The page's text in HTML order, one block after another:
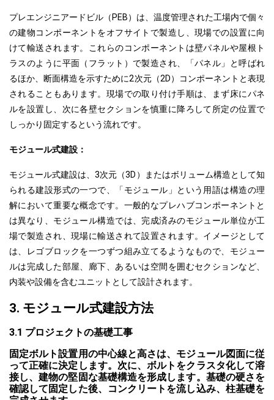
プレエンジニアードビル（PEB）は、温度管理された工場内で個々
の建物コンポーネントをオフサイトで製造し、現場での設置に向
けて輸送されます。これらのコンポーネントは壁パネルや屋根ト
ラスのように平面 （フラット） で製造され、 「パネル」
と呼ばれ
るほか、断面構造を示すために2次元（2D）コンポーネントと表現
されることもあります。現場での取り付け手順は、まず床にパネ
ルを設置し、次に各壁セクションを慎重に降ろして所定の位置で
しっかり固定するという流れです。
モジュール式建設：
モジュール式建設は、3次元（3D）またはボリューム構造として知
られる建設形式の一つで、「モジュール」という用語は構造の理
解において重要な概念です。一般的なプレハブコンポーネントと
は異なり、モジュール構造では、完成済みのモジュール単位が工
場で製造され、現場に輸送されて設置されます。イメージとして
は、
レゴブロックを一つずつ組み立てるようなもので、モジュー
ルは完成した部屋、廊下 、あるいは空間を囲むセクションなど、
内装や設備を含むユニットとして設計されます。
3. モジュール式建設方法
3.1 プロジェクトの基礎工事
固定ボルト設置用の中心線と高さは、モジュール図面に従
って正確に決定します。次に、ボルトをクラスタ化して溶
接し、建物の堅固な基礎構造を形成します。基礎の硬さを
確認して固定した後、コンクリートを流し込み、柱基礎を